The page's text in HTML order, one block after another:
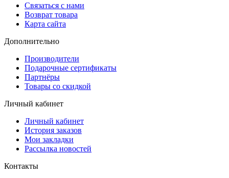
Связаться с нами
Возврат товара
Карта сайта
Дополнительно
Производители
Подарочные сертификаты
Партнёры
Товары со скидкой
Личный кабинет
Личный кабинет
История заказов
Мои закладки
Рассылка новостей
Контакты